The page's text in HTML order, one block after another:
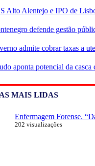
Alto Alentejo e IPO de
defende gestão
admite cobrar taxas a
aponta potencial da
MAIS LIDAS
Enfermagem Forense.
202 visualizações